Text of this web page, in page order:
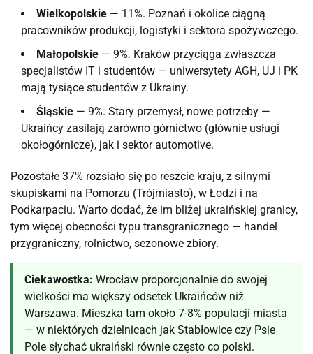
Wielkopolskie — 11%. Poznań i okolice ciągną
pracowników produkcji, logistyki i sektora spożywczego.
Małopolskie — 9%. Kraków przyciąga zwłaszcza
specjalistów IT i studentów — uniwersytety AGH, UJ i PK
mają tysiące studentów z Ukrainy.
Śląskie — 9%. Stary przemysł, nowe potrzeby —
Ukraińcy zasilają zarówno górnictwo (głównie usługi
okołogórnicze), jak i sektor automotive.
Pozostałe 37% rozsiało się po reszcie kraju, z silnymi
skupiskami na Pomorzu (Trójmiasto), w Łodzi i na
Podkarpaciu. Warto dodać, że im bliżej ukraińskiej granicy,
tym więcej obecności typu transgranicznego — handel
przygraniczny, rolnictwo, sezonowe zbiory.
Ciekawostka: Wrocław proporcjonalnie do swojej
wielkości ma większy odsetek Ukraińców niż
Warszawa. Mieszka tam około 7-8% populacji miasta
— w niektórych dzielnicach jak Stabłowice czy Psie
Pole słychać ukraiński równie często co polski.